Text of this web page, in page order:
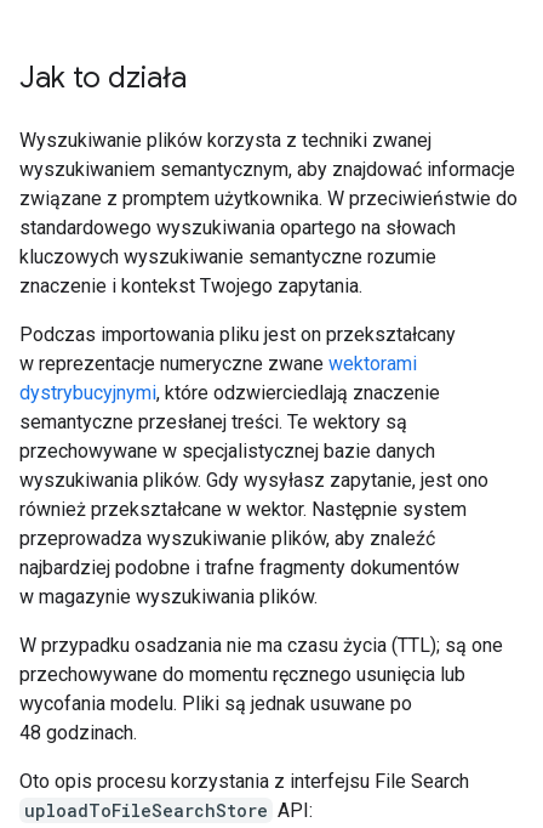
Jak to działa
Wyszukiwanie plików korzysta z techniki zwanej
wyszukiwaniem semantycznym, aby znajdować informacje
związane z promptem użytkownika. W przeciwieństwie do
standardowego wyszukiwania opartego na słowach
kluczowych wyszukiwanie semantyczne rozumie
znaczenie i kontekst Twojego zapytania.
Podczas importowania pliku jest on przekształcany
w reprezentacje numeryczne zwane wektorami
dystrybucyjnymi, które odzwierciedlają znaczenie
semantyczne przesłanej treści. Te wektory są
przechowywane w specjalistycznej bazie danych
wyszukiwania plików. Gdy wysyłasz zapytanie, jest ono
również przekształcane w wektor. Następnie system
przeprowadza wyszukiwanie plików, aby znaleźć
najbardziej podobne i trafne fragmenty dokumentów
w magazynie wyszukiwania plików.
W przypadku osadzania nie ma czasu życia (TTL); są one
przechowywane do momentu ręcznego usunięcia lub
wycofania modelu. Pliki są jednak usuwane po
48 godzinach.
Oto opis procesu korzystania z interfejsu File Search
uploadToFileSearchStore API: